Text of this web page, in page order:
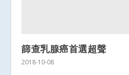
篩查乳腺癌首選超聲
2018-10-08